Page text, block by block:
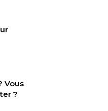
Vous
?